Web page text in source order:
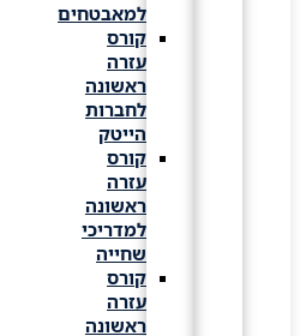
למאבטחים
קורס
עזרה
ראשונה
לחברות
הייטק
קורס
עזרה
ראשונה
למדריכי
שחייה
קורס
עזרה
ראשונה